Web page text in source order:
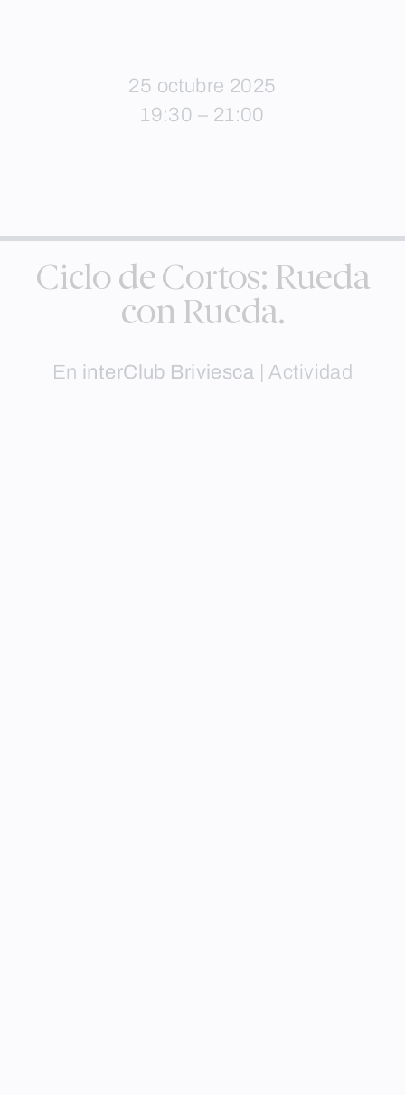
25 octubre 2025
19:30 – 21:00
Ciclo de Cortos: Rueda
con Rueda.
En interClub Briviesca Actividad